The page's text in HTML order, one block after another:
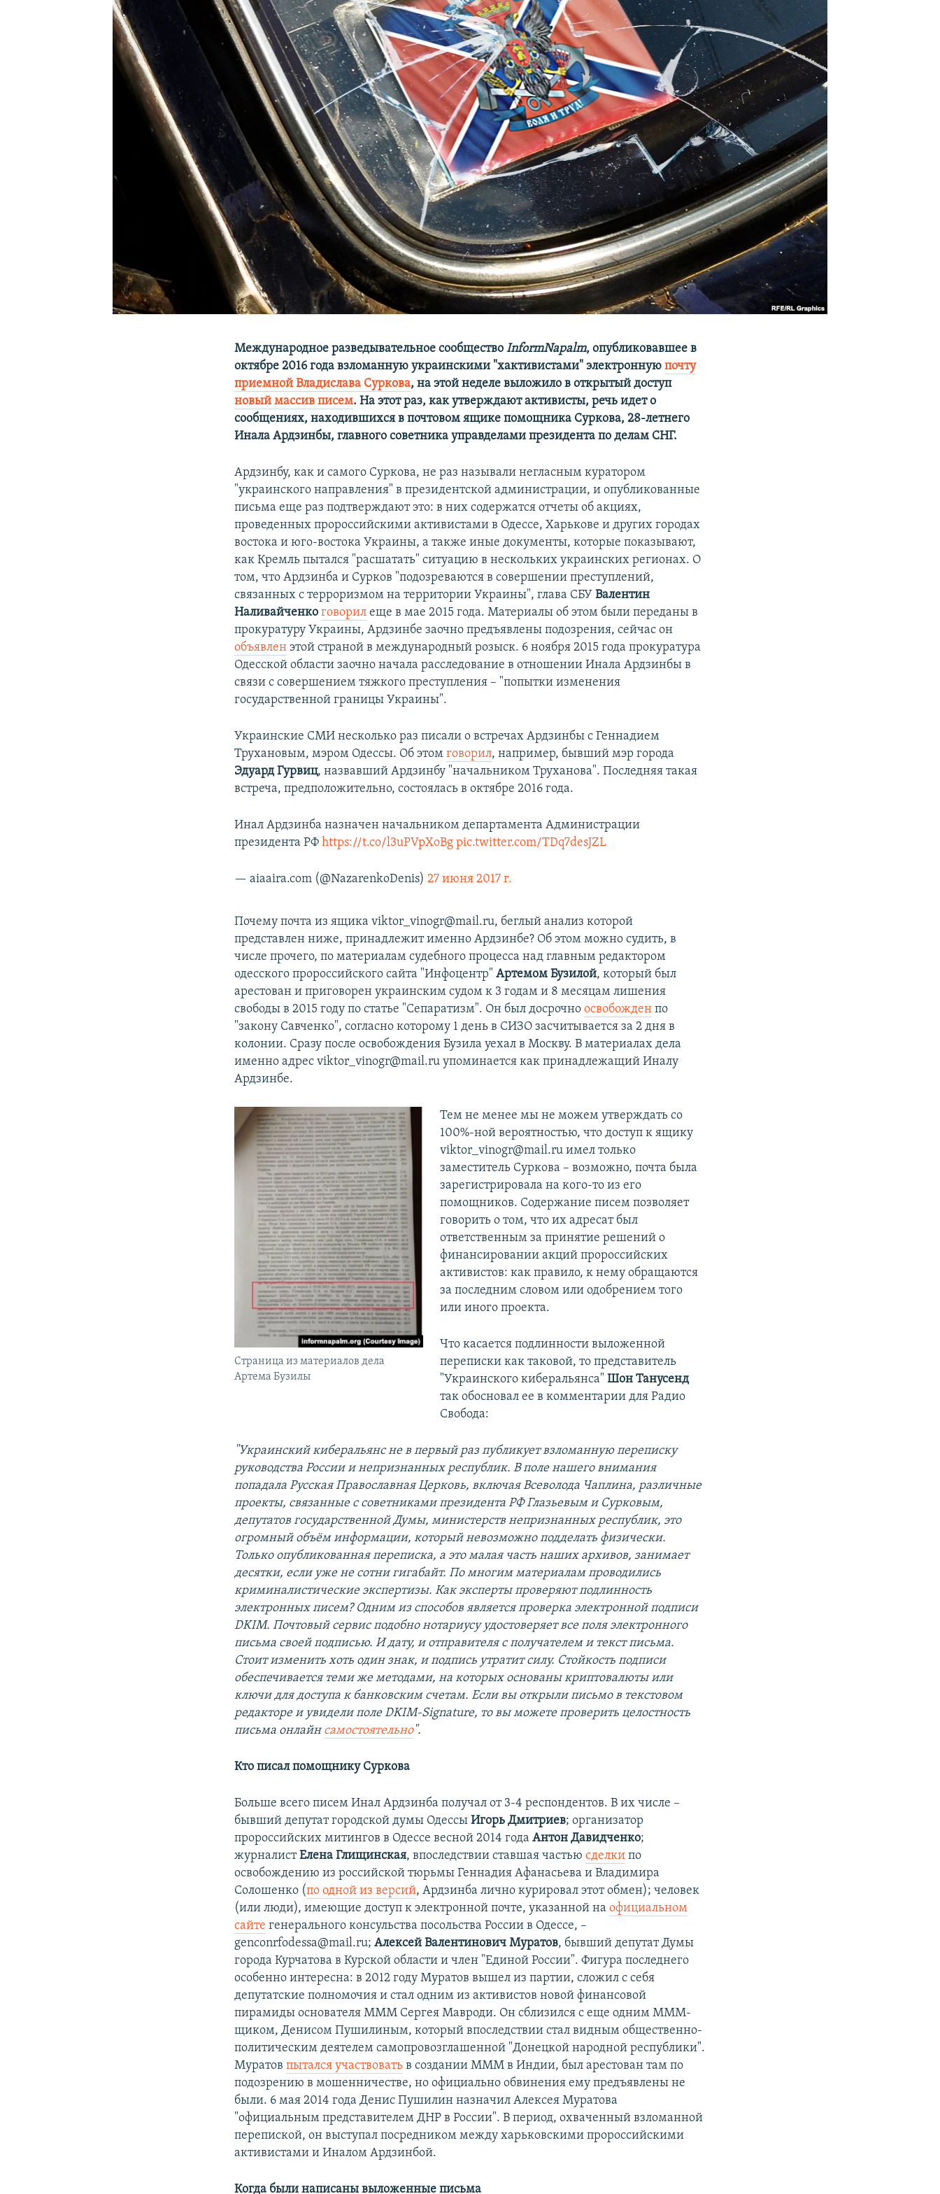
КРЫМ.НЕПОКОРЕННЫЙ
УКРАИНСКАЯ ПРОБЛЕМА КРЫМА
Международное разведывательное сообществоInformNapalm, опубликовавшее в
октябре 2016 года взломанную украинскими "хактивистами" электроннуюпочту
приемной Владислава Суркова, на этой неделе выложило в открытый доступ
новый массив писем. На этот раз, как утверждают активисты, речь идет о
сообщениях, находившихся в почтовом ящике помощника Суркова, 28-летнего
Инала Ардзинбы, главного советника управделами президента по делам СНГ.
Ардзинбу, как и самого Суркова, не раз называли негласным куратором
"украинского направления" в президентской администрации, и опубликованные
письма еще раз подтверждают это: в них содержатся отчеты об акциях,
проведенных пророссийскими активистами в Одессе, Харькове и других городах
востока и юго-востока Украины, а также иные документы, которые показывают,
как Кремль пытался "расшатать" ситуацию в нескольких украинских регионах. О
том, что Ардзинба и Сурков "подозреваются в совершении преступлений,
связанных с терроризмом на территории Украины", глава СБУВалентин
Наливайченко говорил еще в мае 2015 года. Материалы об этом были переданы в
прокуратуру Украины, Ардзинбе заочно предъявлены подозрения, сейчас он
объявлен этой страной в международный розыск. 6 ноября 2015 года прокуратура
Одесской области заочно начала расследование в отношении Инала Ардзинбы в
связи с совершением тяжкого преступления – "попытки изменения
государственной границы Украины".
Украинские СМИ несколько раз писали о встречах Ардзинбы с Геннадием
Трухановым, мэром Одессы. Об этомговорил, например, бывший мэр города
Эдуард Гурвиц, назвавший Ардзинбу "начальником Труханова". Последняя такая
встреча, предположительно, состоялась в октябре 2016 года.
Инал Ардзинба назначен начальником департамента Администрации
президента РФhttps://t.co/l3uPVpXoBg pic.twitter.com/TDq7desJZL
— aiaaira.com (@NazarenkoDenis)27 июня 2017 г.
Почему почта из ящика viktor_vinogr@mail.ru, беглый анализ которой
представлен ниже, принадлежит именно Ардзинбе? Об этом можно судить, в
числе прочего, по материалам судебного процесса над главным редактором
одесского пророссийского сайта "Инфоцентр"Артемом Бузилой, который был
арестован и приговорен украинским судом к 3 годам и 8 месяцам лишения
свободы в 2015 году по статье "Сепаратизм". Он был досрочноосвобожден по
"закону Савченко", согласно которому 1 день в СИЗО засчитывается за 2 дня в
колонии. Сразу после освобождения Бузила уехал в Москву. В материалах дела
именно адрес viktor_vinogr@mail.ru упоминается как принадлежащий Иналу
Ардзинбе.
Страница из материалов дела
Артема Бузилы
Тем не менее мы не можем утверждать со
100%-ной вероятностью, что доступ к ящику
viktor_vinogr@mail.ru имел только
заместитель Суркова – возможно, почта была
зарегистрировала на кого-то из его
помощников. Содержание писем позволяет
говорить о том, что их адресат был
ответственным за принятие решений о
финансировании акций пророссийских
активистов: как правило, к нему обращаются
за последним словом или одобрением того
или иного проекта.
Что касается подлинности выложенной
переписки как таковой, то представитель
"Украинского киберальянса" Шон Танусенд
так обосновал ее в комментарии для Радио
Свобода:
"Украинский киберальянс не в первый раз публикует взломанную переписку
руководства России и непризнанных республик. В поле нашего внимания
попадала Русская Православная Церковь, включая Всеволода Чаплина, различные
проекты, связанные с советниками президента РФ Глазьевым и Сурковым,
депутатов государственной Думы, министерств непризнанных республик, это
огромный объём информации, который невозможно подделать физически.
Только опубликованная переписка, а это малая часть наших архивов, занимает
десятки, если уже не сотни гигабайт. По многим материалам проводились
криминалистические экспертизы. Как эксперты проверяют подлинность
электронных писем? Одним из способов является проверка электронной подписи
DKIM. Почтовый сервис подобно нотариусу удостоверяет все поля электронного
письма своей подписью. И дату, и отправителя с получателем и текст письма.
Стоит изменить хоть один знак, и подпись утратит силу. Стойкость подписи
обеспечивается теми же методами, на которых основаны криптовалюты или
ключи для доступа к банковским счетам. Если вы открыли письмо в текстовом
редакторе и увидели поле DKIM-Signature, то вы можете проверить целостность
письма онлайн самостоятельно".
Кто писал помощнику Суркова
Больше всего писем Инал Ардзинба получал от 3-4 респондентов. В их числе –
бывший депутат городской думы ОдессыИгорь Дмитриев; организатор
пророссийских митингов в Одессе весной 2014 годаАнтон Давидченко;
журналистЕлена Глищинская, впоследствии ставшая частьюсделки по
освобождению из российской тюрьмы Геннадия Афанасьева и Владимира
Солошенко (по одной из версий, Ардзинба лично курировал этот обмен); человек
(или люди), имеющие доступ к электронной почте, указанной наофициальном
сайте генерального консульства посольства России в Одессе, –
genconrfodessa@mail.ru;Алексей Валентинович Муратов, бывший депутат Думы
города Курчатова в Курской области и член "Единой России". Фигура последнего
особенно интересна: в 2012 году Муратов вышел из партии, сложил с себя
депутатские полномочия и стал одним из активистов новой финансовой
пирамиды основателя МММ Сергея Мавроди. Он сблизился с еще одним МММ-
щиком, Денисом Пушилиным, который впоследствии стал видным общественно-
политическим деятелем самопровозглашенной "Донецкой народной республики".
Муратовпытался участвовать в создании МММ в Индии, был арестован там по
подозрению в мошенничестве, но официально обвинения ему предъявлены не
были. 6 мая 2014 года Денис Пушилин назначил Алексея Муратова
"официальным представителем ДНР в России". В период, охваченный взломанной
перепиской, он выступал посредником между харьковскими пророссийскими
активистами и Иналом Ардзинбой.
Когда были написаны выложенные письма